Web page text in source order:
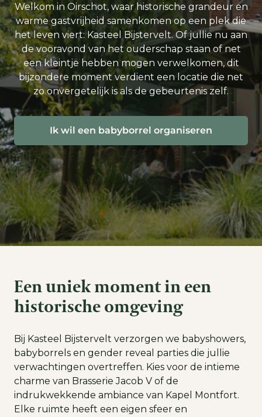
Welkom in Oirschot, waar historische grandeur en
warme gastvrijheid samenkomen op een plek die
het leven viert: Kasteel Bijstervelt. Of jullie nu aan
de vooravond van het ouderschap staan of net
een kleintje hebben mogen verwelkomen, dit
bijzondere moment verdient een locatie die net
zo onvergetelijk is als de gebeurtenis zelf.
Ik wil een babyborrel organiseren
Een uniek moment in een
historische omgeving
Bij Kasteel Bijstervelt verzorgen we babyshowers,
babyborrels en gender reveal parties die jullie
verwachtingen overtreffen. Kies voor de intieme
charme van Brasserie Jacob V of de
indrukwekkende ambiance van Kapel Montfort.
Elke ruimte heeft een eigen sfeer en